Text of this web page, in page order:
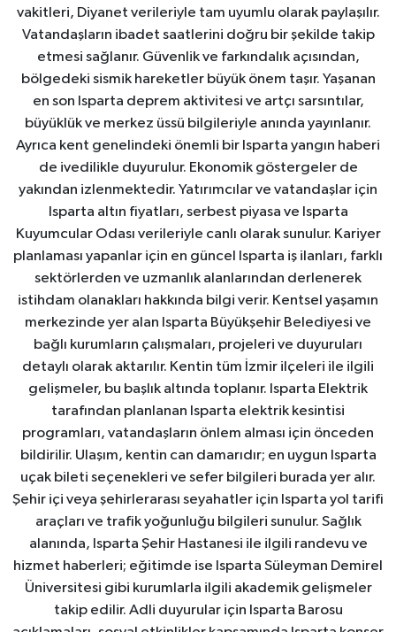
vakitleri, Diyanet verileriyle tam uyumlu olarak paylaşılır.
Vatandaşların ibadet saatlerini doğru bir şekilde takip
etmesi sağlanır. Güvenlik ve farkındalık açısından,
bölgedeki sismik hareketler büyük önem taşır. Yaşanan
en son Isparta deprem aktivitesi ve artçı sarsıntılar,
büyüklük ve merkez üssü bilgileriyle anında yayınlanır.
Ayrıca kent genelindeki önemli bir Isparta yangın haberi
de ivedilikle duyurulur. Ekonomik göstergeler de
yakından izlenmektedir. Yatırımcılar ve vatandaşlar için
Isparta altın fiyatları, serbest piyasa ve Isparta
Kuyumcular Odası verileriyle canlı olarak sunulur. Kariyer
planlaması yapanlar için en güncel Isparta iş ilanları, farklı
sektörlerden ve uzmanlık alanlarından derlenerek
istihdam olanakları hakkında bilgi verir. Kentsel yaşamın
merkezinde yer alan Isparta Büyükşehir Belediyesi ve
bağlı kurumların çalışmaları, projeleri ve duyuruları
detaylı olarak aktarılır. Kentin tüm İzmir ilçeleri ile ilgili
gelişmeler, bu başlık altında toplanır. Isparta Elektrik
tarafından planlanan Isparta elektrik kesintisi
programları, vatandaşların önlem alması için önceden
bildirilir. Ulaşım, kentin can damarıdır; en uygun Isparta
uçak bileti seçenekleri ve sefer bilgileri burada yer alır.
Şehir içi veya şehirlerarası seyahatler için Isparta yol tarifi
araçları ve trafik yoğunluğu bilgileri sunulur. Sağlık
alanında, Isparta Şehir Hastanesi ile ilgili randevu ve
hizmet haberleri; eğitimde ise Isparta Süleyman Demirel
Üniversitesi gibi kurumlarla ilgili akademik gelişmeler
takip edilir. Adli duyurular için Isparta Barosu